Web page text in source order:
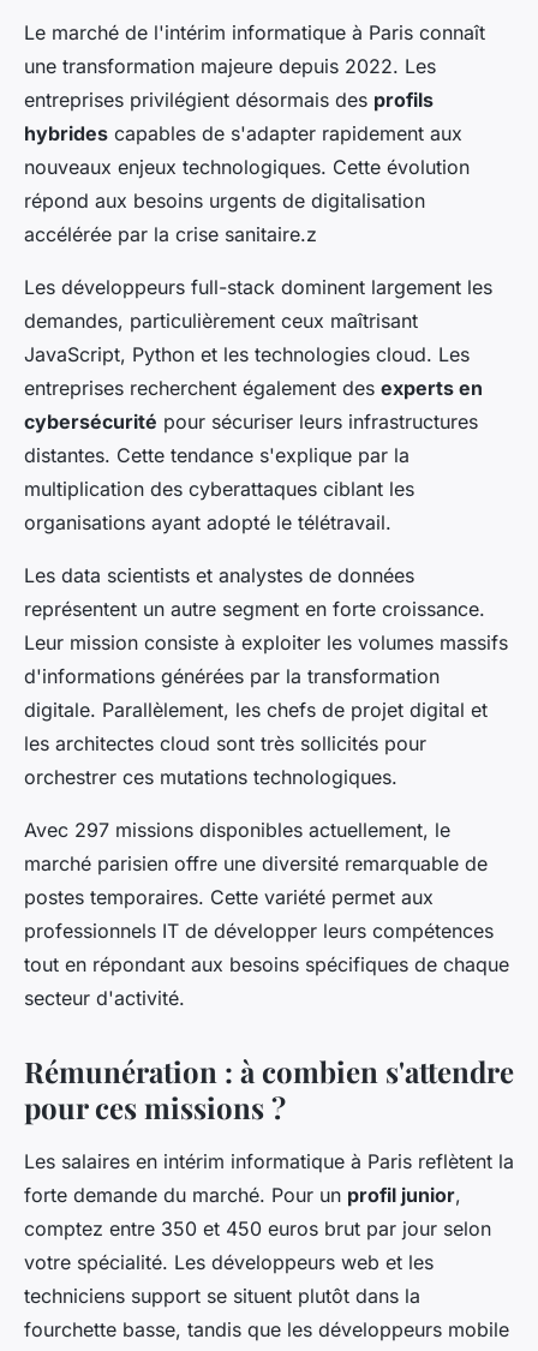
Le marché de l'intérim informatique à Paris connaît
une transformation majeure depuis 2022. Les
entreprises privilégient désormais des profils
hybrides capables de s'adapter rapidement aux
nouveaux enjeux technologiques. Cette évolution
répond aux besoins urgents de digitalisation
accélérée par la crise sanitaire.z
Les développeurs full-stack dominent largement les
demandes, particulièrement ceux maîtrisant
JavaScript, Python et les technologies cloud. Les
entreprises recherchent également des experts en
cybersécurité pour sécuriser leurs infrastructures
distantes. Cette tendance s'explique par la
multiplication des cyberattaques ciblant les
organisations ayant adopté le télétravail.
Les data scientists et analystes de données
représentent un autre segment en forte croissance.
Leur mission consiste à exploiter les volumes massifs
d'informations générées par la transformation
digitale. Parallèlement, les chefs de projet digital et
les architectes cloud sont très sollicités pour
orchestrer ces mutations technologiques.
Avec 297 missions disponibles actuellement, le
marché parisien offre une diversité remarquable de
postes temporaires. Cette variété permet aux
professionnels IT de développer leurs compétences
tout en répondant aux besoins spécifiques de chaque
secteur d'activité.
Rémunération : à combien s'attendre
pour ces missions ?
Les salaires en intérim informatique à Paris reflètent la
forte demande du marché. Pour un profil junior,
comptez entre 350 et 450 euros brut par jour selon
votre spécialité. Les développeurs web et les
techniciens support se situent plutôt dans la
fourchette basse, tandis que les développeurs mobile